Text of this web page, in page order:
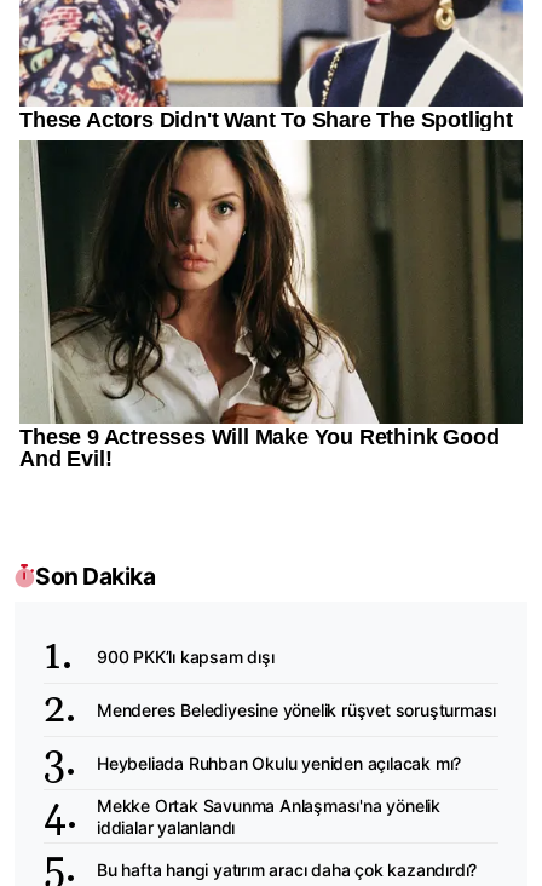
Son Dakika
900 PKK’lı kapsam dışı
Menderes Belediyesine yönelik rüşvet soruşturması
Heybeliada Ruhban Okulu yeniden açılacak mı?
Mekke Ortak Savunma Anlaşması'na yönelik
iddialar yalanlandı
Bu hafta hangi yatırım aracı daha çok kazandırdı?